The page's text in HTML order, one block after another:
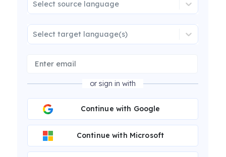
Select source language
Select target language(s)
or sign in with
Continue with Google
Continue with Microsoft